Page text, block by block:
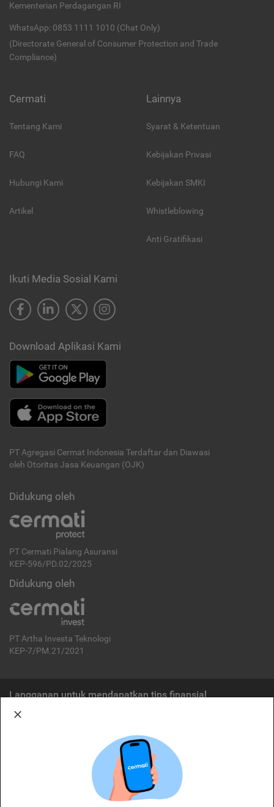
Kementerian Perdagangan RI
WhatsApp: 0853 1111 1010 (Chat Only)
(Directorate General of Consumer Protection and Trade
Compliance)
Cermati
Tentang Kami
FAQ
Hubungi Kami
Artikel
Lainnya
Syarat & Ketentuan
Kebijakan Privasi
Kebijakan SMKI
Whistleblowing
Anti Gratifikasi
Ikuti Media Sosial Kami
Download Aplikasi Kami
PT Agregasi Cermat Indonesia Terdaftar dan Diawasi
oleh Otoritas Jasa Keuangan (OJK)
Didukung oleh
PT Cermati Pialang Asuransi
KEP-596/PD.02/2025
Didukung oleh
PT Artha Investa Teknologi
KEP-7/PM.21/2021
Langganan untuk mendapatkan tips finansial
Cermati merupakan penyelenggara agregasi jasa keuangan yang terdaftar di
OJK. Oleh karena itu, produk dan/atau layanan jasa keuangan yang
ditawarkan bukan merupakan produk dan/atau layanan jasa keuangan yang
diterbitkan oleh Cermati dan Cermati tidak bertanggung jawab atas tuntutan